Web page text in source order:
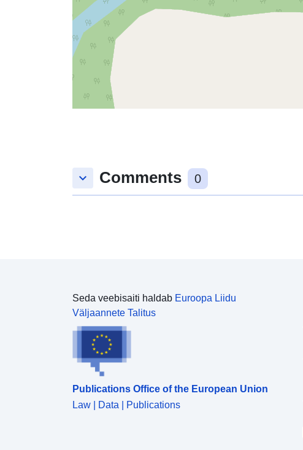
keyboard_arrow_down Comments 0
Seda veebisaiti haldab Euroopa Liidu
Väljaannete Talitus
Publications Office of the European Union
Law | Data | Publications